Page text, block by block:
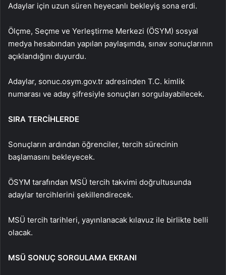
Adaylar için uzun süren heyecanlı bekleyiş sona erdi.
Ölçme, Seçme ve Yerleştirme Merkezi (ÖSYM) sosyal
medya hesabından yapılan paylaşımda, sınav sonuçlarının
açıklandığını duyurdu.
Adaylar, sonuc.osym.gov.tr adresinden T.C. kimlik
numarası ve aday şifresiyle sonuçları sorgulayabilecek.
SIRA TERCİHLERDE
Sonuçların ardından öğrenciler, tercih sürecinin
başlamasını bekleyecek.
ÖSYM tarafından MSÜ tercih takvimi doğrultusunda
adaylar tercihlerini şekillendirecek.
MSÜ tercih tarihleri, yayınlanacak kılavuz ile birlikte belli
olacak.
MSÜ SONUÇ SORGULAMA EKRANI